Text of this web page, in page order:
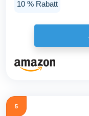
10 % Rabatt
5